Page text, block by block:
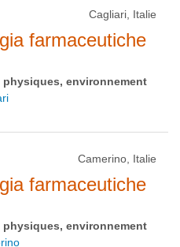
Cagliari, Italie
farmaceutiche
physiques, environnement
Camerino, Italie
farmaceutiche
physiques, environnement